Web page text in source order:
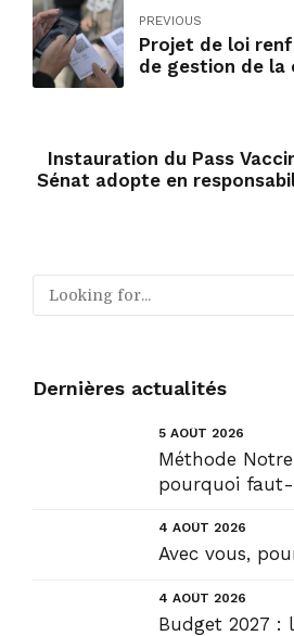
PREVIOUS
Projet de loi
de gestion de la
publique :
Instauration du Pass
Sénat adopte en
Dernières actualités
5 AOÛT 2026
Méthode
pourquoi
4 AOÛT 2026
Avec vous,
4 AOÛT 2026
Budget 2027 :